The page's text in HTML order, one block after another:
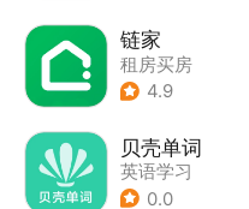
链家
租房买房
4.9
贝壳单词
英语学习
0.0